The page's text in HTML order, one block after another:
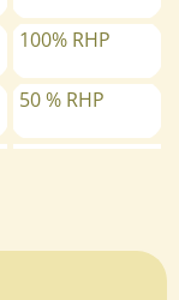
100% RHP
50 % RHP